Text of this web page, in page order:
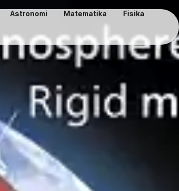
Astronomi Matematika Fisika